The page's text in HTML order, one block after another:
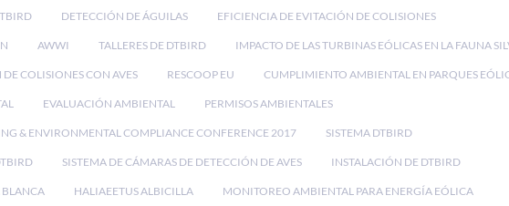
DETECCIÓN DE ÁGUILAS EFICIENCIA DE EVITACIÓN DE COLISIONES
AWWI TALLERES DE DTBIRD IMPACTO DE LAS TURBINAS EÓLICAS EN LA FAUNA
COLISIONES CON AVES RESCOOP EU CUMPLIMIENTO AMBIENTAL EN PARQUES
EVALUACIÓN AMBIENTAL PERMISOS AMBIENTALES
& ENVIRONMENTAL COMPLIANCE CONFERENCE 2017 SISTEMA DTBIRD
SISTEMA DE CÁMARAS DE DETECCIÓN DE AVES INSTALACIÓN DE DTBIRD
HALIAEETUS ALBICILLA MONITOREO AMBIENTAL PARA ENERGÍA EÓLICA